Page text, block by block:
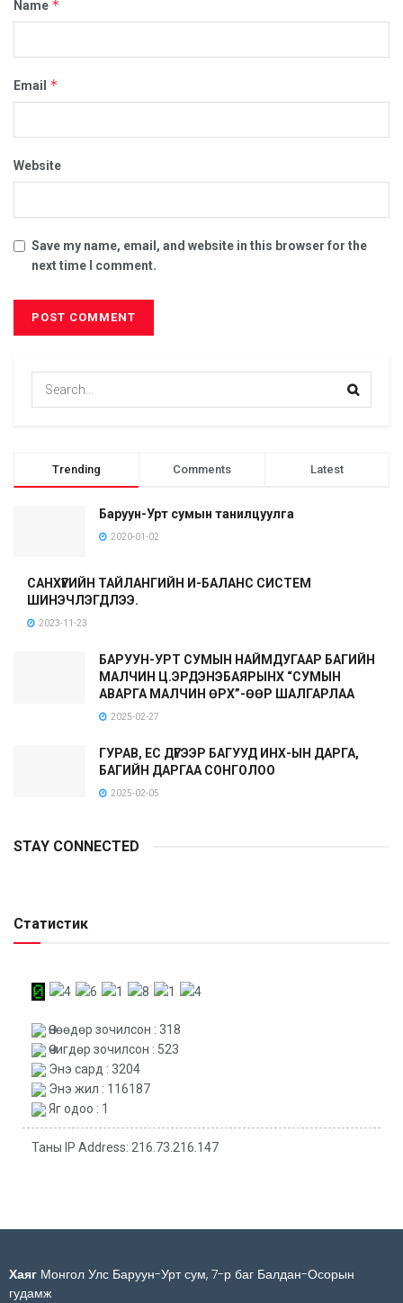
Name *
Email *
Website
Save my name, email, and website in this browser for the
next time I comment.
Trending Comments Latest
Баруун-Урт сумын танилцуулга
2020-01-02
САНХҮҮГИЙН ТАЙЛАНГИЙН И-БАЛАНС СИСТЕМ
ШИНЭЧЛЭГДЛЭЭ.
2023-11-23
БАРУУН-УРТ СУМЫН НАЙМДУГААР БАГИЙН
МАЛЧИН Ц.ЭРДЭНЭБАЯРЫНХ “СУМЫН
АВАРГА МАЛЧИН ӨРХ”-ӨӨР ШАЛГАРЛАА
2025-02-27
ГУРАВ, ЕС ДҮГЭЭР БАГУУД ИНХ-ЫН ДАРГА,
БАГИЙН ДАРГАА СОНГОЛОО
2025-02-05
STAY CONNECTED
Статистик
Өнөөдөр зочилсон : 318
Өчигдөр зочилсон : 523
Энэ сард : 3204
Энэ жил : 116187
Яг одоо : 1
Таны IP Address: 216.73.216.147
Хаяг Монгол Улс Баруун-Урт сум, 7-р баг Балдан-Осорын
гудамж